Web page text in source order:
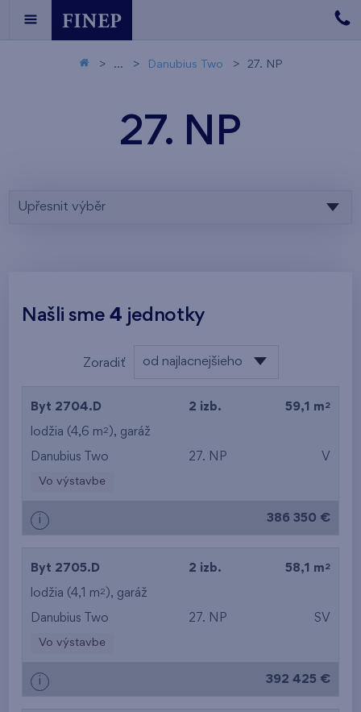
... Danubius Two 27. NP
27. NP
Upřesnit výběr
Našli sme 4 jednotky
Zoradiť od najlacnejšieho
od najdrahšieho
od najmenšej výmery
dispozície
od najväčšej
dispozície
Byt 2704.D 2 izb. 59,1 m 2
lodžia (4,6 m2 ), garáž
Danubius Two 27. NP V
Vo výstavbe
i 386 350 €
Byt 2705.D 2 izb. 58,1 m 2
lodžia (4,1 m2 ), garáž
Danubius Two 27. NP SV
Vo výstavbe
i 392 425 €